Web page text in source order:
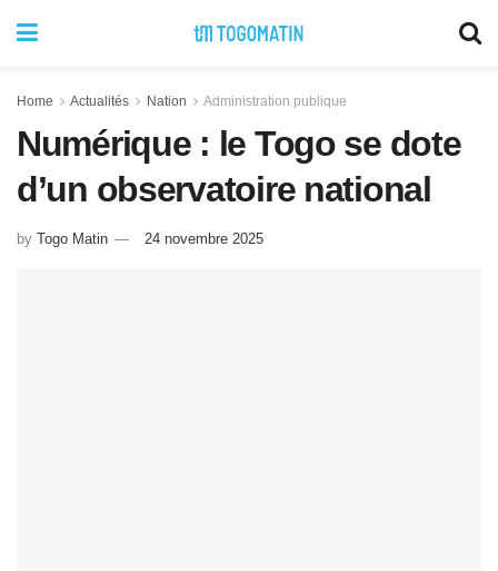
Home Actualités Nation Administration publique
Numérique : le Togo se dote
d’un observatoire national
by Togo Matin 24 novembre 2025